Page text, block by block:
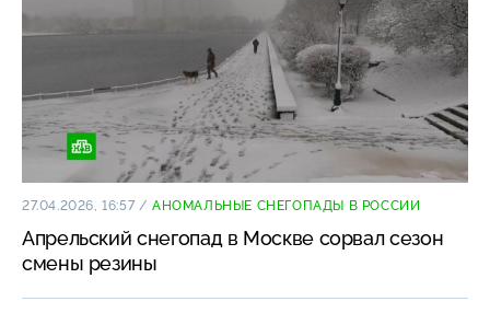
27.04.2026, 16:57/АНОМАЛЬНЫЕ СНЕГОПАДЫ В РОССИИ
Апрельский снегопад в Москве сорвал сезон
смены резины